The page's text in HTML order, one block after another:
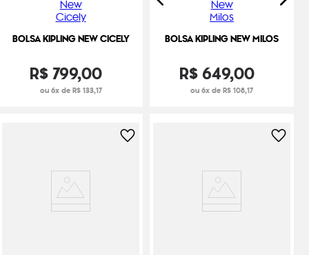
BOLSA KIPLING NEW CICELY
R$ 799,00
ou 6x de R$ 133,17
BOLSA KIPLING NEW MILOS
R$ 649,00
ou 6x de R$ 108,17